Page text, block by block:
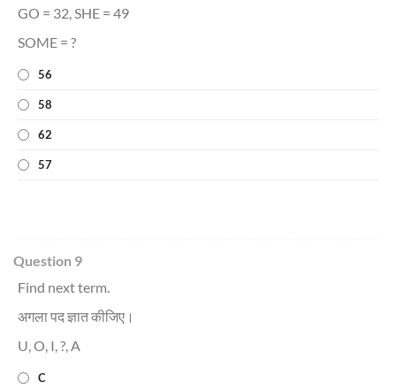
GO = 32, SHE = 49
SOME = ?
56
58
62
57
Question 9
Find next term.
अगला पद ज्ञात कीजिए।
U, O, I, ?, A
C